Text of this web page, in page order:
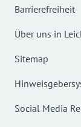
Barrierefreiheit
Über uns in
Sitemap
Social Media